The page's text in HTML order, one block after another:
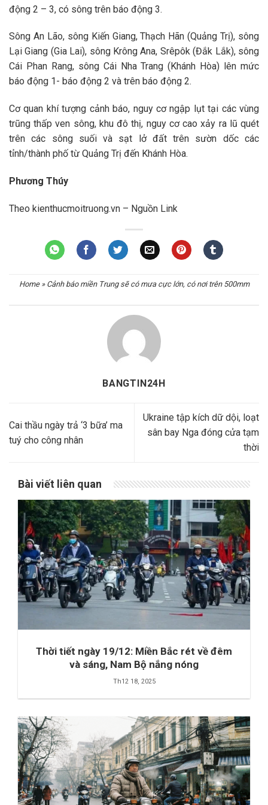
động 2 – 3, có sông trên báo động 3.
Sông An Lão, sông Kiến Giang, Thạch Hãn (Quảng Trị), sông
Lại Giang (Gia Lai), sông Krông Ana, Srêpôk (Đắk Lắk), sông
Cái Phan Rang, sông Cái Nha Trang (Khánh Hòa) lên mức
báo động 1- báo động 2 và trên báo động 2.
Cơ quan khí tượng cảnh báo, nguy cơ ngập lụt tại các vùng
trũng thấp ven sông, khu đô thị, nguy cơ cao xảy ra lũ quét
trên các sông suối và sạt lở đất trên sườn dốc các
tỉnh/thành phố từ Quảng Trị đến Khánh Hòa.
Phương Thúy
Theo kienthucmoitruong.vn – Nguồn Link
Home» Cảnh báo miền Trung sẽ có mưa cực lớn, có nơi trên 500mm
BANGTIN24H
Cai thầu ngày trả ‘3 bữa’ ma
tuý cho công nhân
Ukraine tập kích dữ dội, loạt
sân bay Nga đóng cửa tạm
thời
Bài viết liên quan
Thời tiết ngày 19/12: Miền Bắc rét về đêm
và sáng, Nam Bộ nắng nóng
Th12 18, 2025